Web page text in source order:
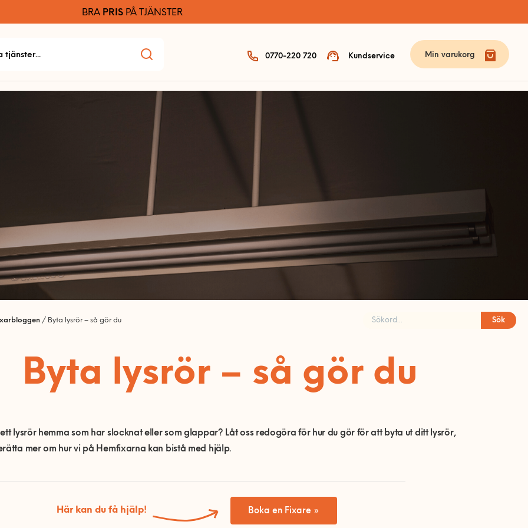
BRA PRISPÅ TJÄNSTER
0770-220 720 Kundservice Min varukorg
/ Byta lysrör – så gör du Sök
Byta lysrör – så gör du
lysrör hemma som har slocknat eller som glappar? Låt oss redogöra för hur du gör för att byta ut ditt lysrör,
mer om hur vi på Hemfixarna kan bistå med hjälp.
Här kan du få hjälp! Boka en Fixare »